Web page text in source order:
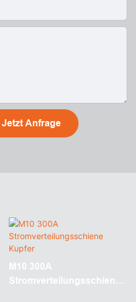
Anfrage
M10 300A
Stromverteilungsschiene